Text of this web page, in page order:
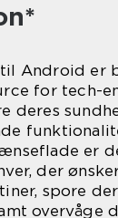
Android er
for tech-
deres
er
der
spore
overvåge